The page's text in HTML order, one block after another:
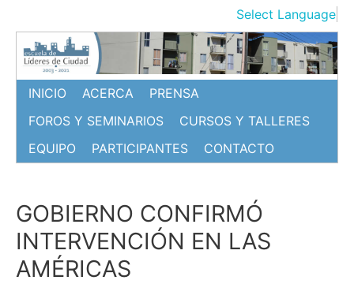
contenido
Select Language
INICIO ACERCA
PRENSA
FOROS Y SEMINARIOS
CURSOS Y TALLERES
EQUIPO
PARTICIPANTES CONTACTO
GOBIERNO CONFIRMÓ
INTERVENCIÓN EN LAS
AMÉRICAS